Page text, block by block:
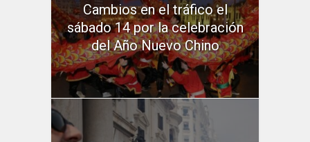
Cambios en el tráfico el
sábado 14 por la celebración
del Año Nuevo Chino